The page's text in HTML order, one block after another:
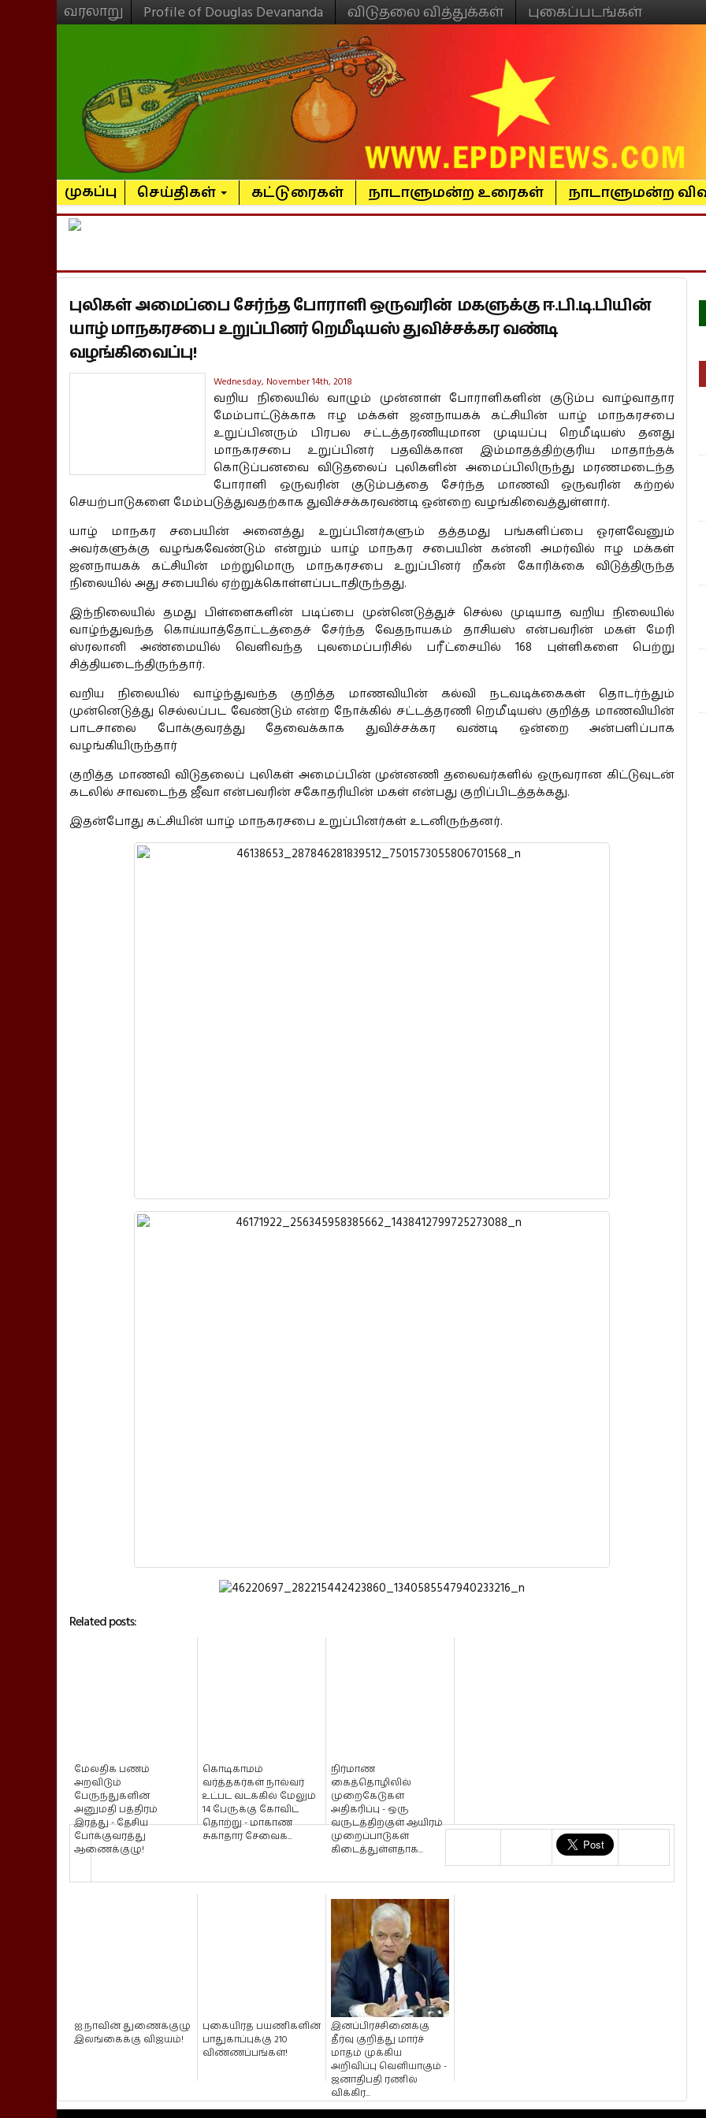
வரலாறு Profile of Douglas Devananda விடுதலை வித்துக்கள் புகைப்படங்கள்
முகப்பு செய்திகள் கட்டுரைகள் நாடாளுமன்ற உரைகள் நாடாளுமன்ற
புலிகள் அமைப்பை சேர்ந்த போராளி ஒருவரின் மகளுக்கு ஈ.பி.டி.பியின்
யாழ் மாநகரசபை உறுப்பினர் றெமீடியஸ் துவிச்சக்கர வண்டி
வழங்கிவைப்பு!
Wednesday, November 14th, 2018
வறிய நிலையில் வாழும் முன்னாள் போராளிகளின் குடும்ப வாழ்வாதார
மேம்பாட்டுக்காக ஈழ மக்கள் ஜனநாயகக் கட்சியின் யாழ் மாநகரசபை
உறுப்பினரும் பிரபல சட்டத்தரணியுமான முடியப்பு றெமீடியஸ் தனது
மாநகரசபை உறுப்பினர் பதவிக்கான இம்மாதத்திற்குரிய மாதாந்தக்
கொடுப்பனவை விடுதலைப் புலிகளின் அமைப்பிலிருந்து மரணமடைந்த
போராளி ஒருவரின் குடும்பத்தை சேர்ந்த மாணவி ஒருவரின் கற்றல்
செயற்பாடுகளை மேம்படுத்துவதற்காக துவிச்சக்கரவண்டி ஒன்றை வழங்கிவைத்துள்ளார்.
யாழ் மாநகர சபையின் அனைத்து உறுப்பினர்களும் தத்தமது பங்களிப்பை ஓரளவேனும்
அவர்களுக்கு வழங்கவேண்டும் என்றும் யாழ் மாநகர சபையின் கன்னி அமர்வில் ஈழ மக்கள்
ஜனநாயகக் கட்சியின் மற்றுமொரு மாநகரசபை உறுப்பினர் றீகன் கோரிக்கை விடுத்திருந்த
நிலையில் அது சபையில் ஏற்றுக்கொள்ளப்படாதிருந்தது.
இந்நிலையில் தமது பிள்ளைகளின் படிப்பை முன்னெடுத்துச் செல்ல முடியாத வறிய நிலையில்
வாழ்ந்துவந்த கொய்யாத்தோட்டத்தைச் சேர்ந்த வேதநாயகம் தாசியஸ் என்பவரின் மகள் மேரி
ஸ்ரலானி அண்மையில் வெளிவந்த புலமைப்பரிசில் பரீட்சையில் 168 புள்ளிகளை பெற்று
சித்தியடைந்திருந்தார்.
வறிய நிலையில் வாழ்ந்துவந்த குறித்த மாணவியின் கல்வி நடவடிக்கைகள் தொடர்ந்தும்
முன்னெடுத்து செல்லப்பட வேண்டும் என்ற நோக்கில் சட்டத்தரணி றெமீடியஸ் குறித்த மாணவியின்
பாடசாலை போக்குவரத்து தேவைக்காக துவிச்சக்கர வண்டி ஒன்றை அன்பளிப்பாக
வழங்கியிருந்தார்
குறித்த மாணவி விடுதலைப் புலிகள் அமைப்பின் முன்னணி தலைவர்களில் ஒருவரான கிட்டுவுடன்
கடலில் சாவடைந்த ஜீவா என்பவரின் சகோதரியின் மகள் என்பது குறிப்பிடத்தக்கது.
இதன்போது கட்சியின் யாழ் மாநகரசபை உறுப்பினர்கள் உடனிருந்தனர்.
Related posts:
மேலதிக பணம்
அறவிடும்
பேருந்துகளின்
அனுமதி பத்திரம்
இரத்து - தேசிய
போக்குவரத்து
ஆணைக்குழு!
கொடிகாமம்
வர்த்தகர்கள் நால்வர்
உட்பட வடக்கில் மேலும்
14 பேருக்கு கோவிட்
தொற்று - மாகாண
சுகாதார சேவைக...
நிர்மாண
கைத்தொழிலில்
முறைகேடுகள்
அதிகரிப்பு - ஒரு
வருடத்திற்குள் ஆயிரம்
முறைப்பாடுகள்
கிடைத்துள்ளதாக...
ஐ.நாவின் துணைக்குழு
இலங்கைக்கு விஜயம்!
புகையிரத பயணிகளின்
பாதுகாப்புக்கு 210
விண்ணப்பங்கள்!
இனப்பிரச்சினைக்கு
தீர்வு குறித்து மார்ச்
மாதம் முக்கிய
அறிவிப்பு வெளியாகும் -
ஜனாதிபதி ரணில்
விக்கிர...